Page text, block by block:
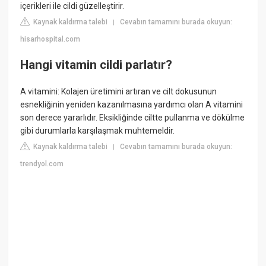
içerikleri ile cildi güzelleştirir.
Kaynak kaldırma talebi |Cevabın tamamını burada okuyun:
hisarhospital.com
Hangi vitamin cildi parlatır?
A vitamini: Kolajen üretimini artıran ve cilt dokusunun
esnekliğinin yeniden kazanılmasına yardımcı olan A vitamini
son derece yararlıdır. Eksikliğinde ciltte pullanma ve dökülme
gibi durumlarla karşılaşmak muhtemeldir.
Kaynak kaldırma talebi |Cevabın tamamını burada okuyun:
trendyol.com